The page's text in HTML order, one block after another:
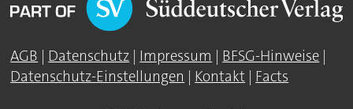
AGB | Datenschutz | Impressum | BFSG-Hinweise |
Datenschutz-Einstellungen | Kontakt | Facts